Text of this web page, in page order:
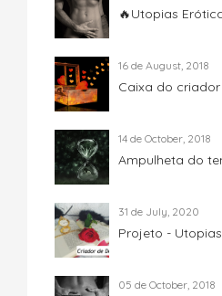
🔥Utopias
16 de August, 2018
Caixa do criador
14 de October, 2018
Ampulheta do
31 de July, 2020
Projeto -
05 de October, 2018